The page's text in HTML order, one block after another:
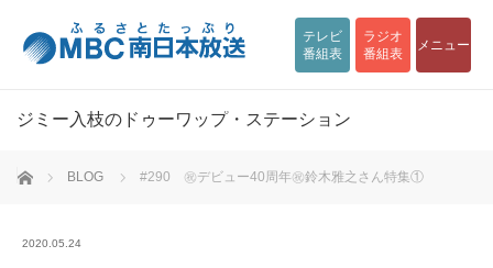
テレビ
番組表
ラジオ
番組表
メニュー
ジミー入枝のドゥーワップ・ステーション
ホーム BLOG #290 ㊗デビュー40周年㊗鈴木雅之さん特集①
2020.05.24